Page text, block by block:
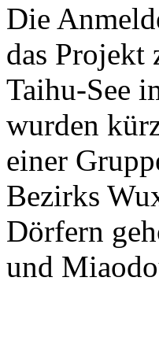
Die
das Projekt
Taihu-See
wurden
einer
Bezirks
Dörfern
und